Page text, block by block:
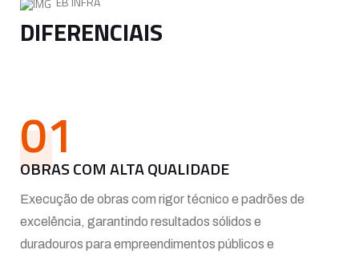
DIFERENCIAIS
01
OBRAS COM ALTA QUALIDADE
Execução de obras com rigor técnico e padrões de
excelência, garantindo resultados sólidos e
duradouros para empreendimentos públicos e